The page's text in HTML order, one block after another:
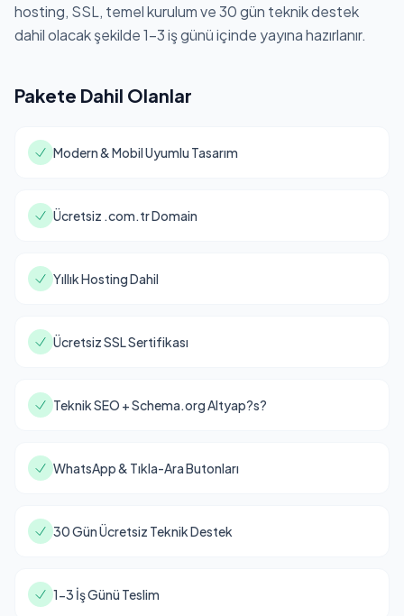
hosting, SSL, temel kurulum ve 30 gün teknik destek
dahil olacak şekilde 1-3 iş günü içinde yayına hazırlanır.
Pakete Dahil Olanlar
Modern & Mobil Uyumlu Tasarım
Ücretsiz .com.tr Domain
Yıllık Hosting Dahil
Ücretsiz SSL Sertifikası
Teknik SEO + Schema.org Altyap?s?
WhatsApp & Tıkla-Ara Butonları
30 Gün Ücretsiz Teknik Destek
1-3 İş Günü Teslim